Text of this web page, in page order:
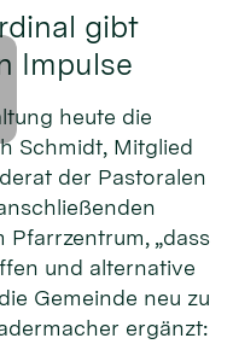
gibt
Impulse
heute die
Schmidt, Mitglied
der Pastoralen
Pfarrzentrum, „dass
und alternative
Gemeinde neu zu
ergänzt: